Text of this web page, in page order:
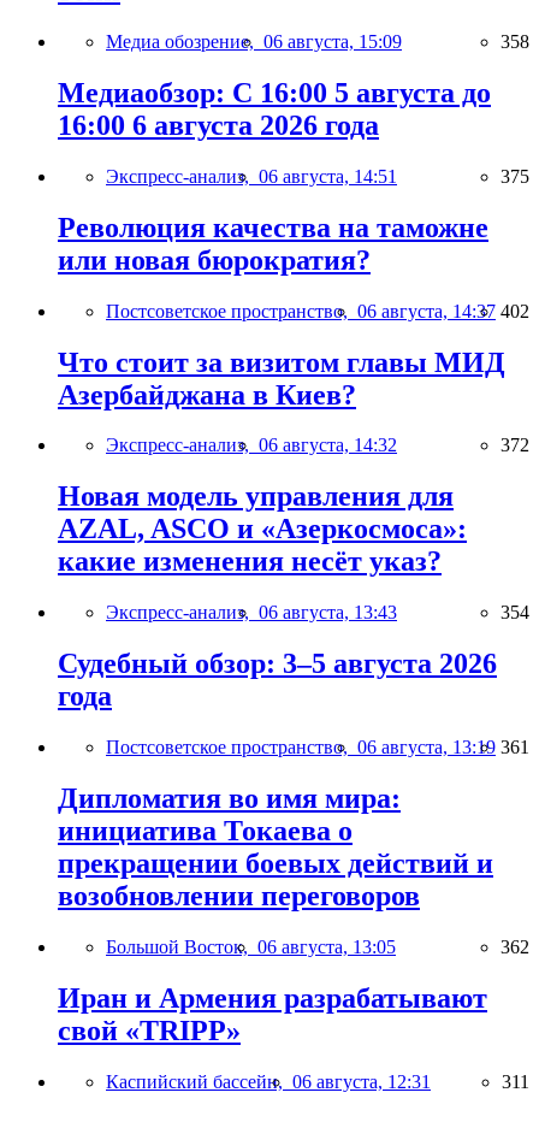
Медиа обозрение, 06 августа, 15:09 358
Медиаобзор: С 16:00 5 августа до
16:00 6 августа 2026 года
Экспресс-анализ, 06 августа, 14:51 375
Революция качества на таможне
или новая бюрократия?
Постсоветское пространство, 06 августа, 14:37 402
Что стоит за визитом главы МИД
Азербайджана в Киев?
Экспресс-анализ, 06 августа, 14:32 372
Новая модель управления для
AZAL, ASCO и «Азеркосмоса»:
какие изменения несёт указ?
Экспресс-анализ, 06 августа, 13:43 354
Судебный обзор: 3–5 августа 2026
года
Постсоветское пространство, 06 августа, 13:19 361
Дипломатия во имя мира:
инициатива Токаева о
прекращении боевых действий и
возобновлении переговоров
Большой Восток, 06 августа, 13:05 362
Иран и Армения разрабатывают
свой «TRIPP»
Каспийский бассейн, 06 августа, 12:31 311